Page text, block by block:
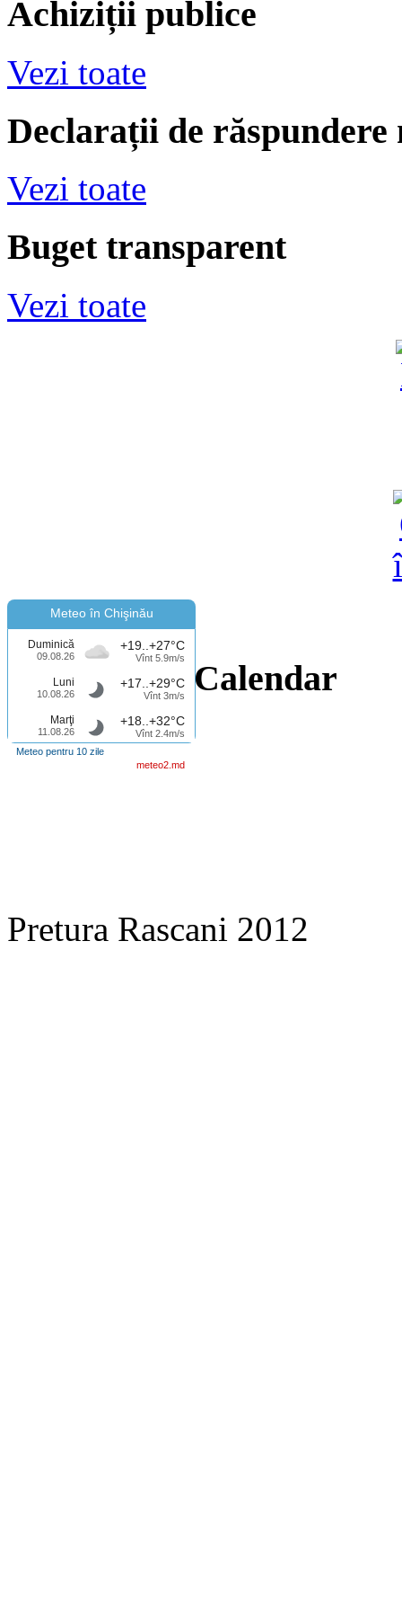
Achiziții publice
Vezi toate
Declarații de răspundere
Vezi toate
Buget transparent
Vezi toate
Meteo în Chişinău
Duminică
09.08.26
+19..+27°C
Vînt 5.9m/s
Luni
10.08.26
+17..+29°C
Vînt 3m/s
Marţi
11.08.26
+18..+32°C
Vînt 2.4m/s
Meteo pentru 10 zile
meteo2.md
Calendar
Pretura Rascani 2012